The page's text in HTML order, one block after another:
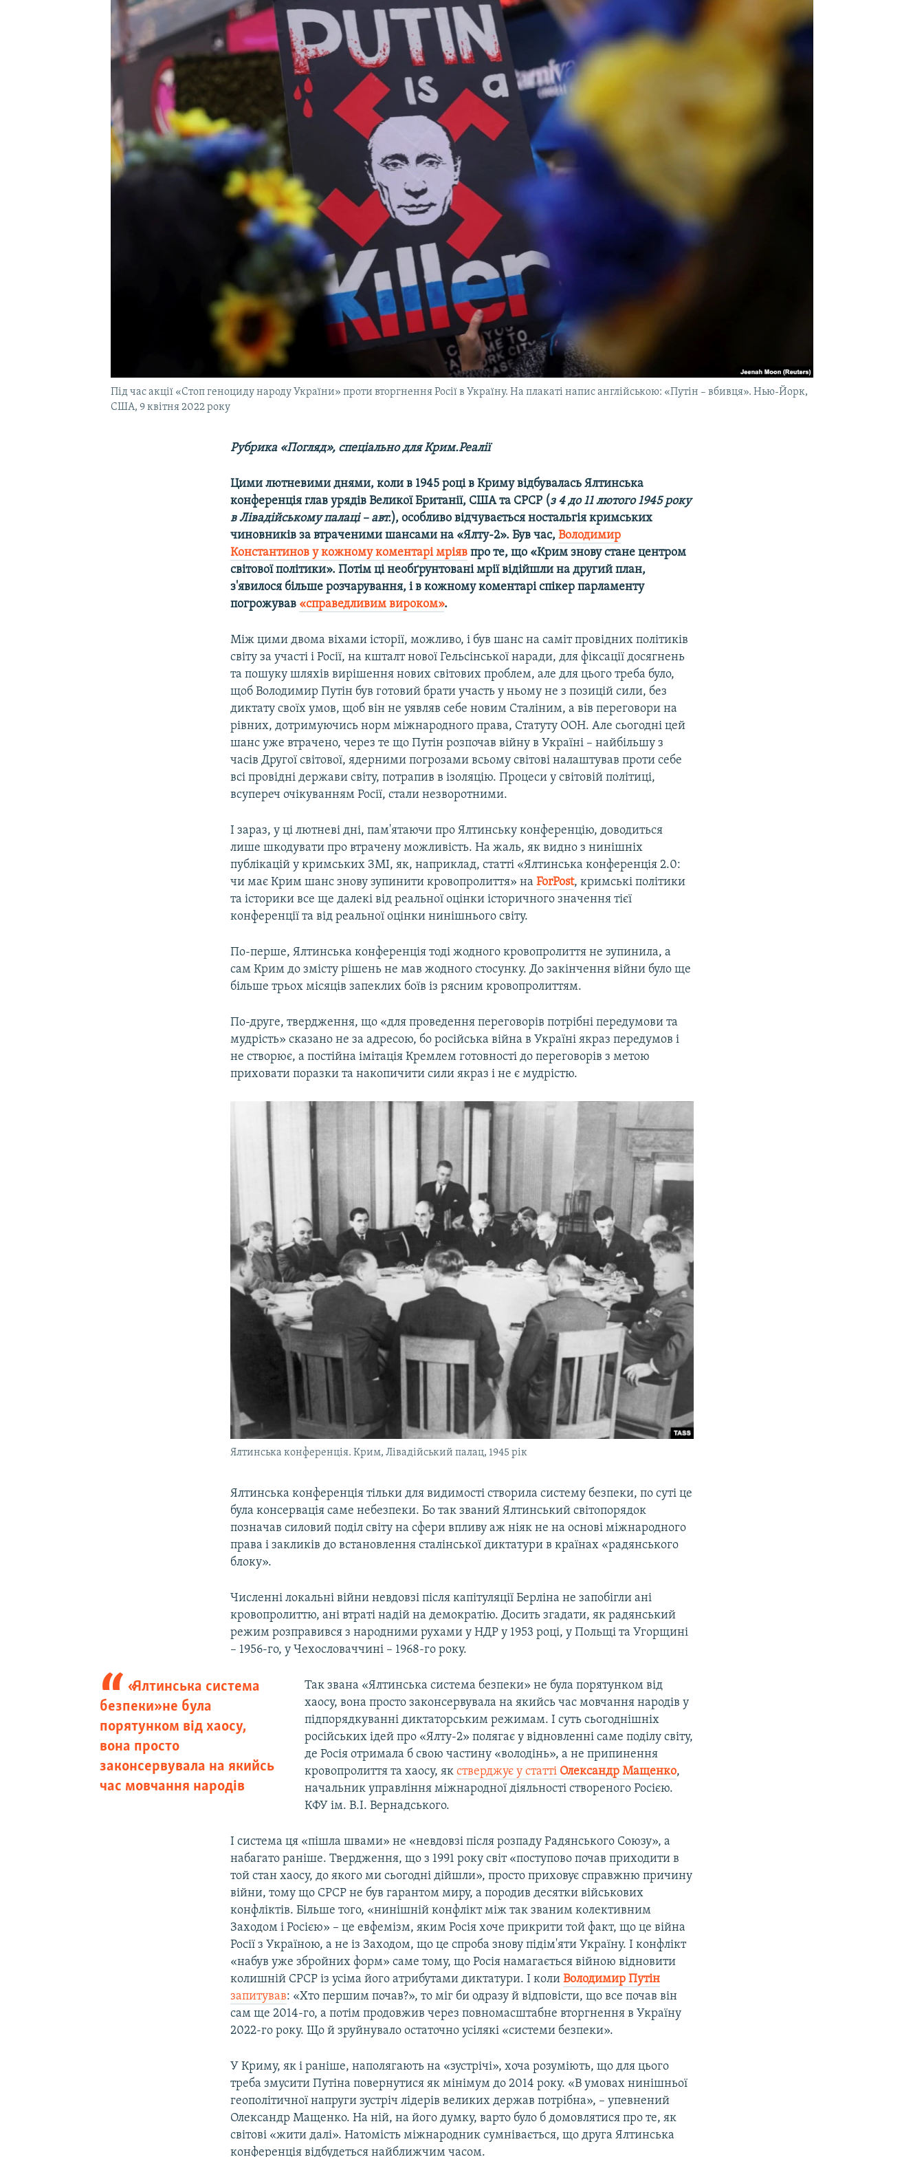
УКРАЇНСЬКА ПРОБЛЕМА КРИМУ
Під час акції «Стоп геноциду народу України» проти вторгнення Росії в Україну. На плакаті напис англійською: «Путін – вбивця». Нью-Йорк,
США, 9 квітня 2022 року
Рубрика «Погляд», спеціально для Крим.Реалії
Цими лютневими днями, коли в 1945 році в Криму відбувалась Ялтинська
конференція глав урядів Великої Британії, США та СРСР (з 4 до 11 лютого 1945 року
в Лівадійському палаці – авт.), особливо відчувається ностальгія кримських
чиновників за втраченими шансами на «Ялту-2». Був час,Володимир
Константинов у кожному коментарі мріяв про те, що «Крим знову стане центром
світової політики». Потім ці необґрунтовані мрії відійшли на другий план,
з'явилося більше розчарування, і в кожному коментарі спікер парламенту
погрожував «справедливим вироком».
Між цими двома віхами історії, можливо, і був шанс на саміт провідних політиків
світу за участі і Росії, на кшталт нової Гельсінської наради, для фіксації досягнень
та пошуку шляхів вирішення нових світових проблем, але для цього треба було,
щоб Володимир Путін був готовий брати участь у ньому не з позицій сили, без
диктату своїх умов, щоб він не уявляв себе новим Сталіним, а вів переговори на
рівних, дотримуючись норм міжнародного права, Статуту ООН. Але сьогодні цей
шанс уже втрачено, через те що Путін розпочав війну в Україні – найбільшу з
часів Другої світової, ядерними погрозами всьому світові налаштував проти себе
всі провідні держави світу, потрапив в ізоляцію. Процеси у світовій політиці,
всупереч очікуванням Росії, стали незворотними.
І зараз, у ці лютневі дні, пам'ятаючи про Ялтинську конференцію, доводиться
лише шкодувати про втрачену можливість. На жаль, як видно з нинішніх
публікацій у кримських ЗМІ, як, наприклад, статті «Ялтинська конференція 2.0:
чи має Крим шанс знову зупинити кровопролиття» наForPost, кримські політики
та історики все ще далекі від реальної оцінки історичного значення тієї
конференції та від реальної оцінки нинішнього світу.
По-перше, Ялтинська конференція тоді жодного кровопролиття не зупинила, а
сам Крим до змісту рішень не мав жодного стосунку. До закінчення війни було ще
більше трьох місяців запеклих боїв із рясним кровопролиттям.
По-друге, твердження, що «для проведення переговорів потрібні передумови та
мудрість» сказано не за адресою, бо російська війна в Україні якраз передумов і
не створює, а постійна імітація Кремлем готовності до переговорів з метою
приховати поразки та накопичити сили якраз і не є мудрістю.
Ялтинська конференція. Крим, Лівадійський палац, 1945 рік
Ялтинська конференція тільки для видимості створила систему безпеки, по суті це
була консервація саме небезпеки. Бо так званий Ялтинський світопорядок
позначав силовий поділ світу на сфери впливу аж ніяк не на основі міжнародного
права і закликів до встановлення сталінської диктатури в країнах «радянського
блоку».
Численні локальні війни невдовзі після капітуляції Берліна не запобігли ані
кровопролиттю, ані втраті надій на демократію. Досить згадати, як радянський
режим розправився з народними рухами у НДР у 1953 році, у Польщі та Угорщині
– 1956-го, у Чехословаччині – 1968-го року.
«Ялтинська система
безпеки» не була
порятунком від хаосу,
вона просто
законсервувала на якийсь
час мовчання народів
Так звана «Ялтинська система безпеки» не була порятунком від
хаосу, вона просто законсервувала на якийсь час мовчання народів у
підпорядкуванні диктаторським режимам. І суть сьогоднішніх
російських ідей про «Ялту-2» полягає у відновленні саме поділу світу,
де Росія отримала б свою частину «володінь», а не припинення
кровопролиття та хаосу, як стверджує у статті Олександр Мащенко,
начальник управління міжнародної діяльності створеного Росією.
КФУ ім. В.І. Вернадського.
І система ця «пішла швами» не «невдовзі після розпаду Радянського Союзу», а
набагато раніше. Твердження, що з 1991 року світ «поступово почав приходити в
той стан хаосу, до якого ми сьогодні дійшли», просто приховує справжню причину
війни, тому що СРСР не був гарантом миру, а породив десятки військових
конфліктів. Більше того, «нинішній конфлікт між так званим колективним
Заходом і Росією» – це евфемізм, яким Росія хоче прикрити той факт, що це війна
Росії з Україною, а не із Заходом, що це спроба знову підім'яти Україну. І конфлікт
«набув уже збройних форм» саме тому, що Росія намагається війною відновити
колишній СРСР із усіма його атрибутами диктатури. І колиВолодимир Путін
запитував: «Хто першим почав?», то міг би одразу й відповісти, що все почав він
сам ще 2014-го, а потім продовжив через повномасштабне вторгнення в Україну
2022-го року. Що й зруйнувало остаточно усілякі «системи безпеки».
У Криму, як і раніше, наполягають на «зустрічі», хоча розуміють, що для цього
треба змусити Путіна повернутися як мінімум до 2014 року. «В умовах нинішньої
геополітичної напруги зустріч лідерів великих держав потрібна», – упевнений
Олександр Мащенко. На ній, на його думку, варто було б домовлятися про те, як
світові «жити далі». Натомість міжнародник сумнівається, що друга Ялтинська
конференція відбудеться найближчим часом.